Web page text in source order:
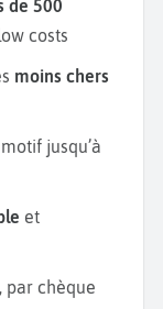
de 500
costs
moins chers
jusqu’à
et
par chèque